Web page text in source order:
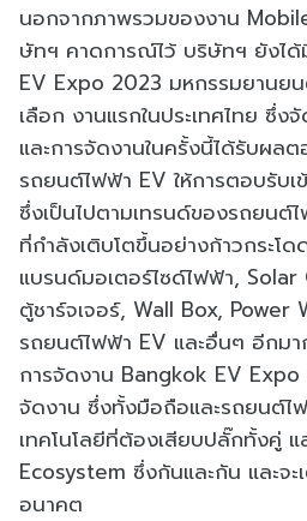
นอกจากภาพรวมของงาน
ษัทฯ คาดการณ์ไว้ บริษัทฯ ยังไ
EV Expo 2023 มหกรรมยานย
เลือก งานแรกในประเทศไทย ซึ่
และการจัดงานในครั้งนี้ได้รับผล
รถยนต์ไฟฟ้า EV ให้การตอบรับเ
ซึ่งเป็นไปตามเทรนด์ของรถยนต์
ที่กำลังเติบโตขึ้นอย่างก้าวกระโ
แบรนด์มอเตอร์ไซด์ไฟฟ้า,
ตู้ชาร์จเจอร์, Wall Box, Power
รถยนต์ไฟฟ้า EV และอื่นๆ อีกมา
การจัดงาน Bangkok EV
จัดงาน ซึ่งทั้งมือถือและรถยนต์ไ
เทคโนโลยีที่ต้องเสียบปลั๊กทั้งคู่
Ecosystem ซึ่งกันและกัน และจะ
อนาคต